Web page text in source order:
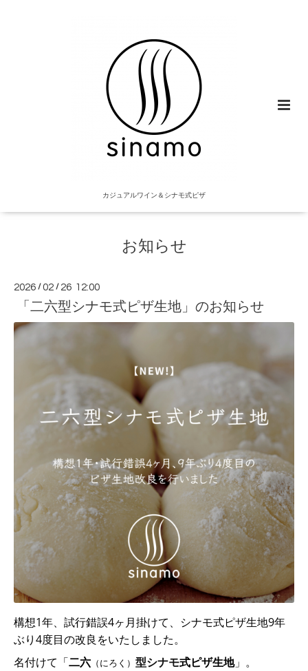
カジュアルワイン＆シナモ式ピザ
お知らせ
2026 /02 / 26 12:00
「二六型シナモ式ピザ生地」のお知らせ
構想1年、試行錯誤4ヶ月掛けて、シナモ式ピザ生地9年
ぶり4度目の改良をいたしました。
名付けて「二六 （にろく） 型シナモ式ピザ生地」。